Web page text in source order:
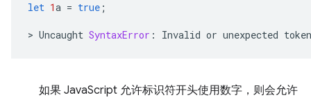
let 1a = true ;
> Uncaught SyntaxError : Invalid or unexpected token
如果 JavaScript 允许标识符开头使用数字，则会允许